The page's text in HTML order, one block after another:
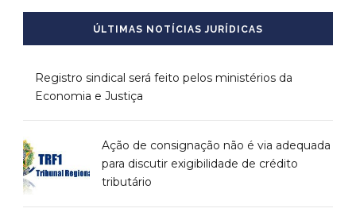
ÚLTIMAS NOTÍCIAS JURÍDICAS
Registro sindical será feito pelos ministérios da
Economia e Justiça
Ação de consignação não é via adequada
para discutir exigibilidade de crédito
tributário